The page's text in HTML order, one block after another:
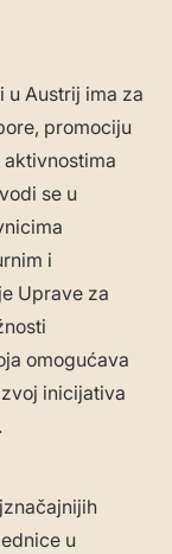
u Austrij ima za
promociju
se u
i
Uprave za
omogućava
inicijativa
u